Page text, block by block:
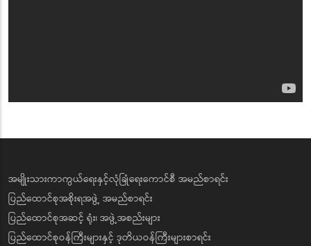
အမျိုးသားကာကွယ်ရေးနှင့်လုံခြုံရေးကောင်စီ အမည်စာရင်း
ပြည်ထောင်စုအစိုးရအဖွဲ့ အမည်စာရင်း
ပြည်ထောင်စုအဆင့် ရုံး၊ အဖွဲ့အစည်းများ
ပြည်ထောင်စုဝန်ကြီးများနှင့် ဒုတိယဝန်ကြီးများစာရင်း